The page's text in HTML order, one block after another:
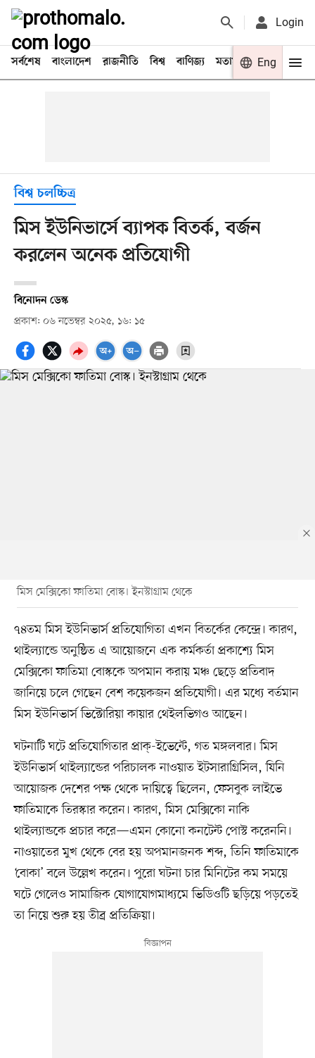
Login
সর্বশেষ বাংলাদেশ রাজনীতি বিশ্ব বাণিজ্য মতামত খেলা
Eng
বিশ্ব চলচ্চিত্র
মিস ইউনিভার্সে ব্যাপক বিতর্ক, বর্জন
করলেন অনেক প্রতিযোগী
বিনোদন ডেস্ক
প্রকাশ: ০৬ নভেম্বর ২০২৫, ১৬: ১৫
মিস মেক্সিকো ফাতিমা বোস্ক। ইনস্টাগ্রাম থেকে
৭৪তম মিস ইউনিভার্স প্রতিযোগিতা এখন বিতর্কের কেন্দ্রে। কারণ,
থাইল্যান্ডে অনুষ্ঠিত এ আয়োজনে এক কর্মকর্তা প্রকাশ্যে মিস
মেক্সিকো ফাতিমা বোস্ককে অপমান করায় মঞ্চ ছেড়ে প্রতিবাদ
জানিয়ে চলে গেছেন বেশ কয়েকজন প্রতিযোগী। এর মধ্যে বর্তমান
মিস ইউনিভার্স ভিক্টোরিয়া কায়ার থেইলভিগও আছেন।
ঘটনাটি ঘটে প্রতিযোগিতার প্রাক্‌-ইভেন্টে, গত মঙ্গলবার। মিস
ইউনিভার্স থাইল্যান্ডের পরিচালক নাওয়াত ইটসারাগ্রিসিল, যিনি
আয়োজক দেশের পক্ষ থেকে দায়িত্বে ছিলেন, ফেসবুক লাইভে
ফাতিমাকে তিরস্কার করেন। কারণ, মিস মেক্সিকো নাকি
থাইল্যান্ডকে প্রচার করে—এমন কোনো কনটেন্ট পোস্ট করেননি।
নাওয়াতের মুখ থেকে বের হয় অপমানজনক শব্দ, তিনি ফাতিমাকে
‘বোকা’ বলে উল্লেখ করেন। পুরো ঘটনা চার মিনিটের কম সময়ে
ঘটে গেলেও সামাজিক যোগাযোগমাধ্যমে ভিডিওটি ছড়িয়ে পড়তেই
তা নিয়ে শুরু হয় তীব্র প্রতিক্রিয়া।